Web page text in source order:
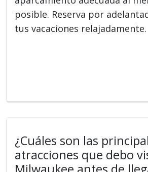
posible. Reserva por
tus vacaciones relajadamente.
¿Cuáles son las
atracciones que debo